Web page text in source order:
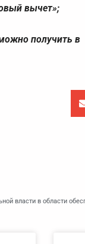
вычет»;
получить в